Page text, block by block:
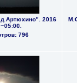
2016
796